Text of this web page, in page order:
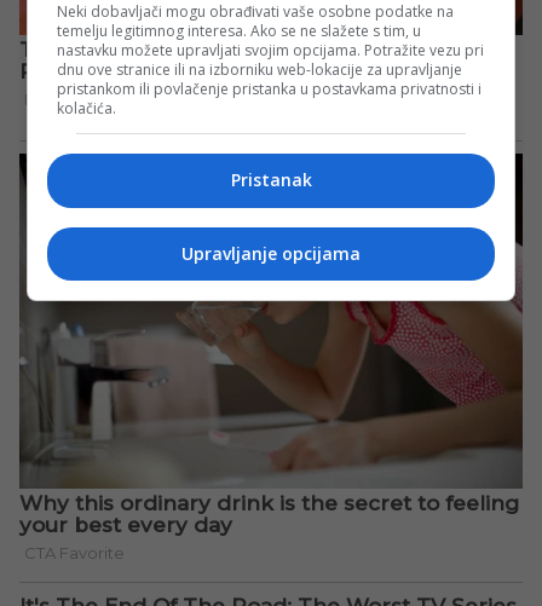
Neki dobavljači mogu obrađivati vaše osobne podatke na
temelju legitimnog interesa. Ako se ne slažete s tim, u
nastavku možete upravljati svojim opcijama. Potražite vezu pri
dnu ove stranice ili na izborniku web-lokacije za upravljanje
pristankom ili povlačenje pristanka u postavkama privatnosti i
kolačića.
Pristanak
Upravljanje opcijama